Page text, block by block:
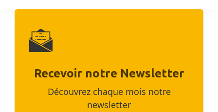
Recevoir notre Newsletter
Découvrez chaque mois notre
newsletter